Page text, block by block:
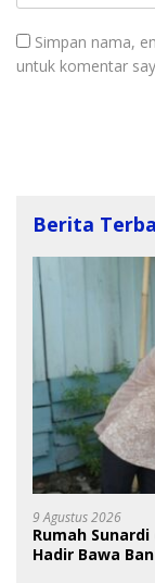
Simpan nama,
untuk komentar
Berita
9 Agustus 2026
Rumah
Hadir Bawa